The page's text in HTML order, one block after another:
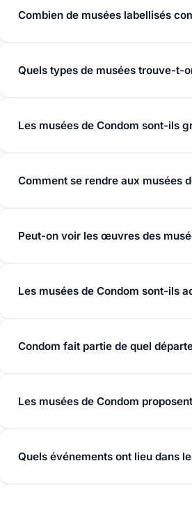
Combien de musées labellisés
Quels types de musées trouve-t-
naturelles, arts décoratifs,
Les musées de Condom sont-ils
Comment se rendre aux musées
transports en commun.
Peut-on voir les œuvres des
Les musées de Condom sont-ils
Condom fait partie de quel
Les musées de Condom
l'établissement.
Quels événements ont lieu dans